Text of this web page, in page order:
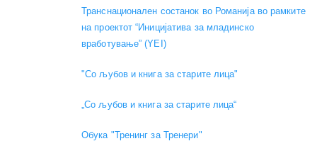
Транснационален состанок во Романија во рамките
на проектот “Иницијатива за младинско
вработување” (YEI)
"Со љубов и книга за старите лица"
„Со љубов и книга за старите лица“
Обука "Тренинг за Тренери"